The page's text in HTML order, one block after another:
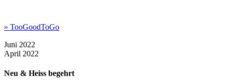
» TooGoodToGo
Juni 2022
April 2022
Neu & Heiss begehrt